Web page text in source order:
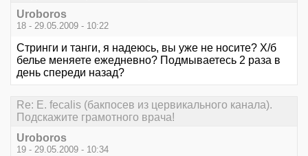
Uroboros
18 - 29.05.2009 - 10:22
Стринги и танги, я надеюсь, вы уже не носите? Х/б
белье меняете ежедневно? Подмываетесь 2 раза в
день спереди назад?
Re: E. fecalis (бакпосев из цервикального канала).
Подскажите грамотного врача!
Uroboros
19 - 29.05.2009 - 10:34